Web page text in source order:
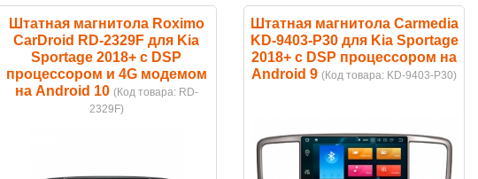
Штатная магнитола Roximo
CarDroid RD-2329F для Kia
Sportage 2018+ с DSP
процессором и 4G модемом
на Android 10 (Код товара: RD-
2329F)
Штатная магнитола Carmedia
KD-9403-P30 для Kia Sportage
2018+ c DSP процессором на
Android 9 (Код товара: KD-9403-P30)